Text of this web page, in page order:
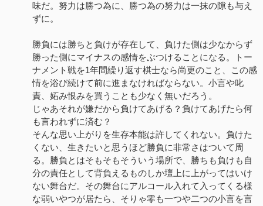
味だ。努力は勝つ為に、勝つ為の努力は一抹の隙も与え
ずに。
勝負には勝ちと負けが存在して、負けた側は少なからず
勝った側にマイナスの感情をぶつけることになる。トー
ナメント戦を1年間繰り返す棋士なら尚更のこと、この感
情を浴び続けて前に進まなければならない。小言や叱
責、妬み恨みを買うことも少なく無いだろう。
じゃあそれが嫌だから負けてあげる？負けてあげたら何
も言われずに済む？
そんな思い上がりを生存本能は許してくれない。負けた
くない、生きたいと思うほど勝負に非常さはついて周
る。勝負とはそもそもそういう場所で、勝ちも負けも自
分の責任として背負えるものしか壇上に上がってはいけ
ない舞台だ。その舞台にアルコール入れて入ってくる様
な弱いやつが居たら、そりゃ零も一つや二つの小言を言